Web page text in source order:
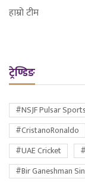
हाम्रो टीम
ट्रेण्डिङ
#NSJF Pulsar
#CristanoRonaldo
#UAE Cricket
#Bir Ganeshman